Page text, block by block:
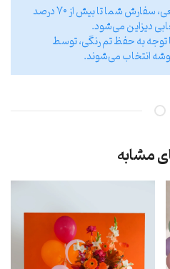
به دلیل فصلی بودن گل‌های طبیعی، سفارش شما تا بیش از ۷۰ درصد
دیزاین می‌شود.
به حفظ تم رنگی، توسط
وشه انتخاب می‌شوند.
مشابه